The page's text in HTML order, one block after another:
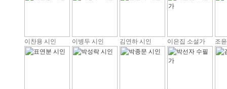
이찬용 시인 이병두 시인 김연하 시인 이은집 소설가 조